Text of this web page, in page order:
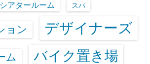
シアタールーム スパ
ョン デザイナーズ
ム バイク置き場